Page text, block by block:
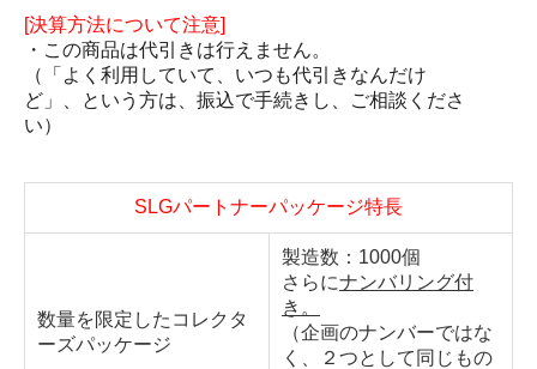
[決算方法について注意]
・この商品は代引きは行えません。
（「よく利用していて、いつも代引きなんだけ
ど」、という方は、振込で手続きし、ご相談くださ
い）
SLGパートナーパッケージ特長
数量を限定したコレクタ
ーズパッケージ
製造数：1000個
さらにナンバリング付
き。
（企画のナンバーではな
く、２つとして同じもの